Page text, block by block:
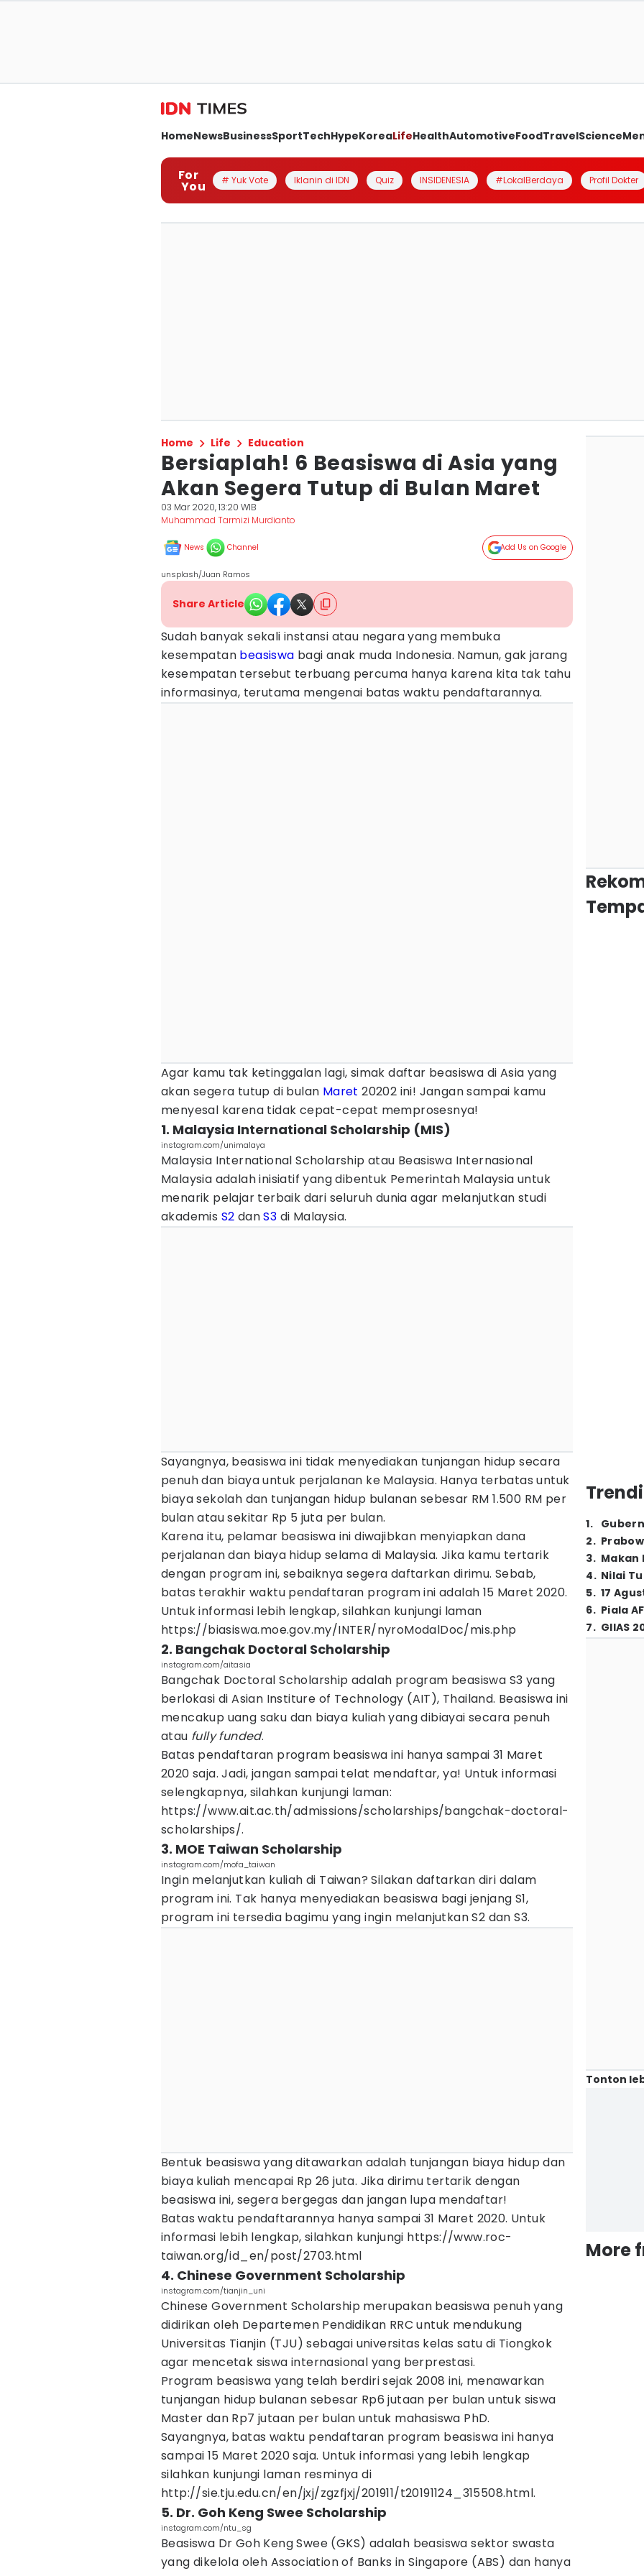
HomeNewsBusinessSportTechHypeKoreaLifeHealthAutomotiveFoodTravelScience
For
You # Yuk Vote Iklanin di IDN Quiz INSIDENESIA #LokalBerdaya Profil Dokter
Home Life Education
Bersiaplah! 6 Beasiswa di Asia yang
Akan Segera Tutup di Bulan Maret
03 Mar 2020, 13:20 WIB
Muhammad Tarmizi Murdianto
News Channel Add Us on Google
unsplash/Juan Ramos
Share Article
Sudah banyak sekali instansi atau negara yang membuka
kesempatan beasiswa bagi anak muda Indonesia. Namun, gak jarang
kesempatan tersebut terbuang percuma hanya karena kita tak tahu
informasinya, terutama mengenai batas waktu pendaftarannya.
Agar kamu tak ketinggalan lagi, simak daftar beasiswa di Asia yang
akan segera tutup di bulan Maret 20202 ini! Jangan sampai kamu
menyesal karena tidak cepat-cepat memprosesnya!
1. Malaysia International Scholarship (MIS)
instagram.com/unimalaya
Malaysia International Scholarship atau Beasiswa Internasional
Malaysia adalah inisiatif yang dibentuk Pemerintah Malaysia untuk
menarik pelajar terbaik dari seluruh dunia agar melanjutkan studi
akademis S2 danS3 di Malaysia.
Sayangnya, beasiswa ini tidak menyediakan tunjangan hidup secara
penuh dan biaya untuk perjalanan ke Malaysia. Hanya terbatas untuk
biaya sekolah dan tunjangan hidup bulanan sebesar RM 1.500 RM per
bulan atau sekitar Rp 5 juta per bulan.
Karena itu, pelamar beasiswa ini diwajibkan menyiapkan dana
perjalanan dan biaya hidup selama di Malaysia. Jika kamu tertarik
dengan program ini, sebaiknya segera daftarkan dirimu. Sebab,
batas terakhir waktu pendaftaran program ini adalah 15 Maret 2020.
Untuk informasi lebih lengkap, silahkan kunjungi laman
https://biasiswa.moe.gov.my/INTER/nyroModalDoc/mis.php
2. Bangchak Doctoral Scholarship
instagram.com/aitasia
Bangchak Doctoral Scholarship adalah program beasiswa S3 yang
berlokasi di Asian Institure of Technology (AIT), Thailand. Beasiswa ini
mencakup uang saku dan biaya kuliah yang dibiayai secara penuh
atau fullyfunded.
Batas pendaftaran program beasiswa ini hanya sampai 31 Maret
2020 saja. Jadi, jangan sampai telat mendaftar, ya! Untuk informasi
selengkapnya, silahkan kunjungi laman:
https://www.ait.ac.th/admissions/scholarships/bangchak-doctoral-
scholarships/.
3. MOE Taiwan Scholarship
instagram.com/mofa_taiwan
Ingin melanjutkan kuliah di Taiwan? Silakan daftarkan diri dalam
program ini. Tak hanya menyediakan beasiswa bagi jenjang S1,
program ini tersedia bagimu yang ingin melanjutkan S2 dan S3.
Bentuk beasiswa yang ditawarkan adalah tunjangan biaya hidup dan
biaya kuliah mencapai Rp 26 juta. Jika dirimu tertarik dengan
beasiswa ini, segera bergegas dan jangan lupa mendaftar!
Batas waktu pendaftarannya hanya sampai 31 Maret 2020. Untuk
informasi lebih lengkap, silahkan kunjungi https://www.roc-
taiwan.org/id_en/post/2703.html
4. Chinese Government Scholarship
instagram.com/tianjin_uni
Chinese Government Scholarship merupakan beasiswa penuh yang
didirikan oleh Departemen Pendidikan RRC untuk mendukung
Universitas Tianjin (TJU) sebagai universitas kelas satu di Tiongkok
agar mencetak siswa internasional yang berprestasi.
Program beasiswa yang telah berdiri sejak 2008 ini, menawarkan
tunjangan hidup bulanan sebesar Rp6 jutaan per bulan untuk siswa
Master dan Rp7 jutaan per bulan untuk mahasiswa PhD.
Sayangnya, batas waktu pendaftaran program beasiswa ini hanya
sampai 15 Maret 2020 saja. Untuk informasi yang lebih lengkap
silahkan kunjungi laman resminya di
http://sie.tju.edu.cn/en/jxj/zgzfjxj/201911/t20191124_315508.html.
5. Dr. Goh Keng Swee Scholarship
instagram.com/ntu_sg
Beasiswa Dr Goh Keng Swee (GKS) adalah beasiswa sektor swasta
yang dikelola oleh Association of Banks in Singapore (ABS) dan hanya
1.
2.
3. Makan
4. Nilai
5. 17
6. Piala
7. GIIAS
Tonton
More